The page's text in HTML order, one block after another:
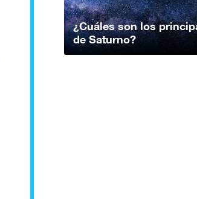
¿Cuáles son los
de Saturno?